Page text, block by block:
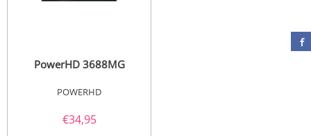
PowerHD 3688MG
POWERHD
€34,95